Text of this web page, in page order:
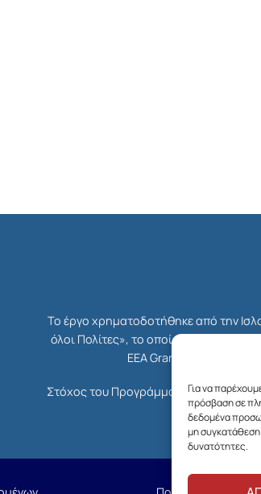
Για να
πρόσβαση σε
δεδομένα
μη συγκατάθεση
δυνατότητες.
Το έργο χρηματοδοτήθηκε από την
όλοι Πολίτες», το οποίο ήταν μέρος
EEA Grants.
Στόχος του Προγράμματος ήταν η